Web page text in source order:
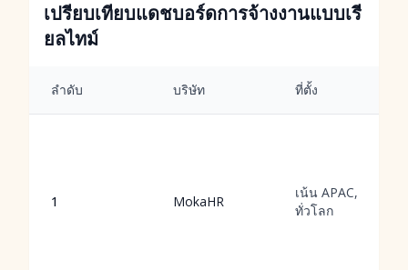
เปรียบเทียบแดชบอร์ดการจ้างงานแบบเรี
ยลไทม์
ลำดับ บริษัท ที่ตั้ง
1 MokaHR
เน้น APAC,
ทั่วโลก